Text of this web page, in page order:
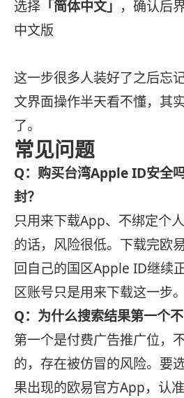
选择 「简体中文」 ，确认后
中文版
这一步很多人装好了之后忘
文界面操作半天看不懂，其
了。
常见问题
Q：购买台湾Apple ID安全
封？
只用来下载App、不绑定个
的话，风险很低。下载完欧
回自己的国区Apple ID继续
区账号只是用来下载这一步。
Q：为什么搜索结果第一个不
第一个是付费广告推广位，
的，存在被仿冒的风险。要
果出现的欧易官方App，认